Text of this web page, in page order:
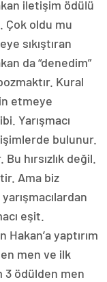
iletişim ödülü
Çok oldu mu
sıkıştıran
da “denedim”
Kural
etmeye
Yarışmacı
bulunur.
hırsızlık değil.
Ama biz
eşit.
Hakan’a yaptırım
men ve ilk
ödülden men